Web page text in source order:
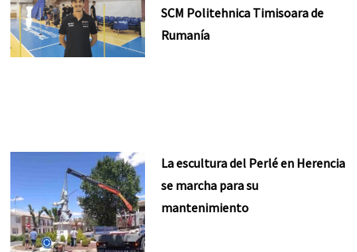
SCM Politehnica Timisoara de
Rumanía
La escultura del Perlé en Herencia
se marcha para su
mantenimiento